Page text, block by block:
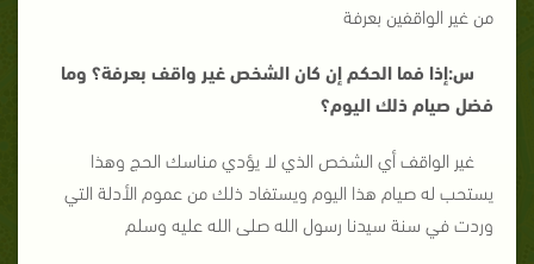
من غير الواقفين بعرفة
س:إذا فما الحكم إن كان الشخص غير واقف بعرفة؟ وما
فضل صيام ذلك اليوم؟
غير الواقف أي الشخص الذي لا يؤدي مناسك الحج وهذا
يستحب له صيام هذا اليوم ويستفاد ذلك من عموم الأدلة التي
وردت في سنة سيدنا رسول الله صلى الله عليه وسلم